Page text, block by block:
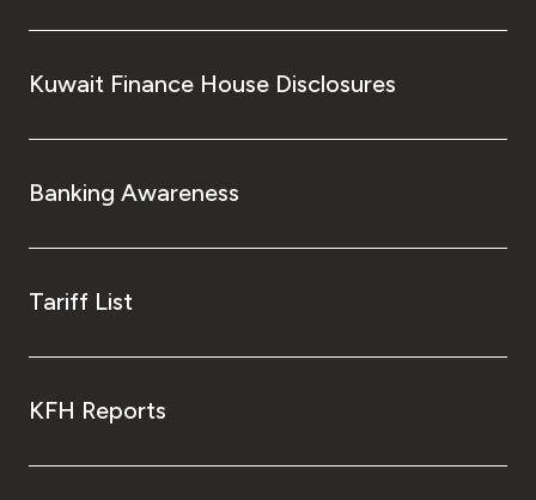
Kuwait Finance House Disclosures
Banking Awareness
Tariff List
KFH Reports